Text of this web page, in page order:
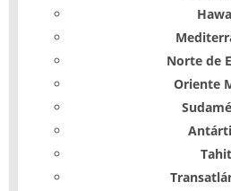
Norte de
Oriente